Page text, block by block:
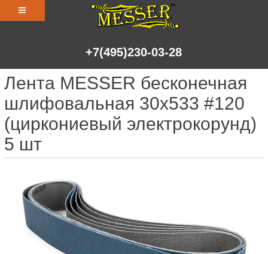
+7(495)230-03-28
Лента MESSER бесконечная
шлифовальная 30х533 #120
(циркониевый электрокорунд)
5 шт